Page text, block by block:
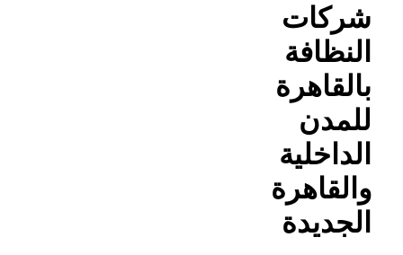
شركات
النظافة
بالقاهرة
للمدن
الداخلية
والقاهرة
الجديدة